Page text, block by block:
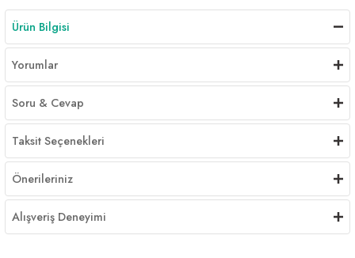
Ürün Bilgisi
Yorumlar
Soru & Cevap
Taksit Seçenekleri
Önerileriniz
Alışveriş Deneyimi